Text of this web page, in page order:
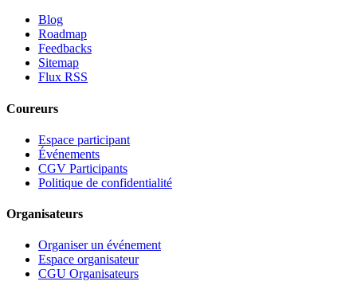
Blog
Roadmap
Feedbacks
Sitemap
Flux RSS
Coureurs
Espace participant
Événements
CGV Participants
Politique de confidentialité
Organisateurs
Organiser un événement
Espace organisateur
CGU Organisateurs